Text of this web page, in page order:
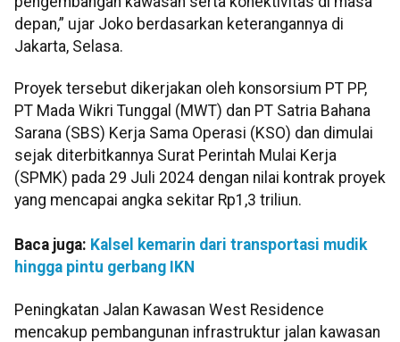
depan,” ujar Joko berdasarkan keterangannya di
Jakarta, Selasa.
Proyek tersebut dikerjakan oleh konsorsium PT PP,
PT Mada Wikri Tunggal (MWT) dan PT Satria Bahana
Sarana (SBS) Kerja Sama Operasi (KSO) dan dimulai
sejak diterbitkannya Surat Perintah Mulai Kerja
(SPMK) pada 29 Juli 2024 dengan nilai kontrak proyek
yang mencapai angka sekitar Rp1,3 triliun.
Baca juga: Kalsel kemarin dari transportasi mudik
hingga pintu gerbang IKN
Peningkatan Jalan Kawasan West Residence
mencakup pembangunan infrastruktur jalan kawasan